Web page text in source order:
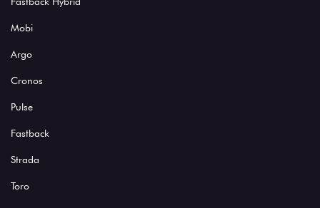
Mobi
Argo
Cronos
Pulse
Fastback
Strada
Toro